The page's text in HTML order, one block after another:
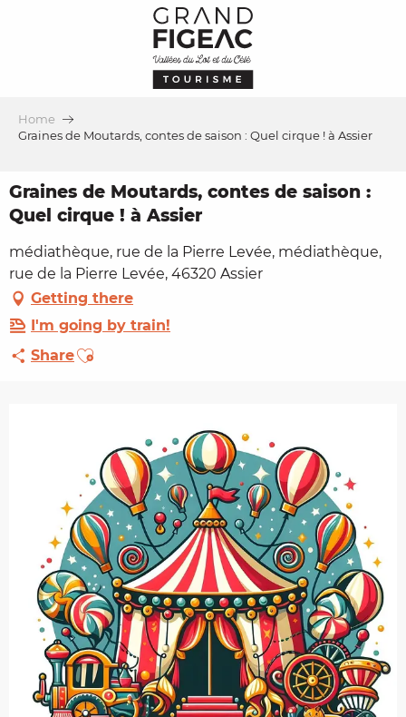
Home
Graines de Moutards, contes de saison : Quel cirque ! à Assier
Graines de Moutards, contes de saison :
Quel cirque ! à Assier
médiathèque, rue de la Pierre Levée, médiathèque,
rue de la Pierre Levée, 46320 Assier
Getting there
I'm going by train!
ShareAjouter aux favoris